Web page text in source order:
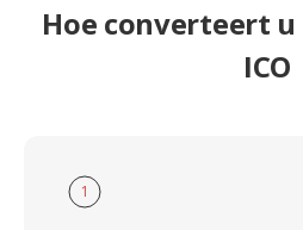
Hoe converteert u
ICO
1